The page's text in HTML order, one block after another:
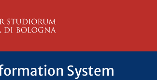
System